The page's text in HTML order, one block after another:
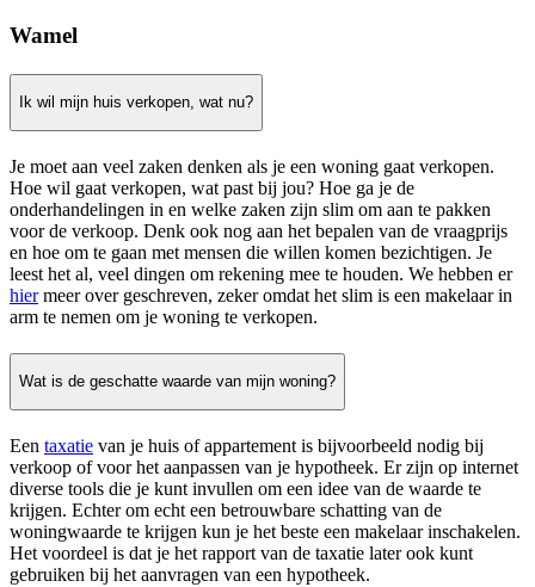
Wamel
Ik wil mijn huis verkopen, wat nu?
Je moet aan veel zaken denken als je een woning gaat verkopen.
Hoe wil gaat verkopen, wat past bij jou? Hoe ga je de
onderhandelingen in en welke zaken zijn slim om aan te pakken
voor de verkoop. Denk ook nog aan het bepalen van de vraagprijs
en hoe om te gaan met mensen die willen komen bezichtigen. Je
leest het al, veel dingen om rekening mee te houden. We hebben er
hiermeer over geschreven, zeker omdat het slim is een makelaar in
arm te nemen om je woning te verkopen.
Wat is de geschatte waarde van mijn woning?
Een taxatie van je huis of appartement is bijvoorbeeld nodig bij
verkoop of voor het aanpassen van je hypotheek. Er zijn op internet
diverse tools die je kunt invullen om een idee van de waarde te
krijgen. Echter om echt een betrouwbare schatting van de
woningwaarde te krijgen kun je het beste een makelaar inschakelen.
Het voordeel is dat je het rapport van de taxatie later ook kunt
gebruiken bij het aanvragen van een hypotheek.